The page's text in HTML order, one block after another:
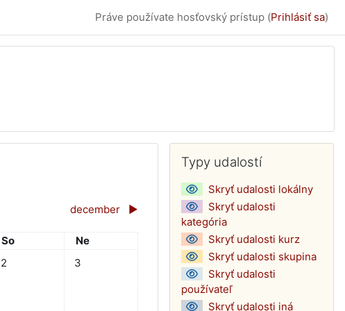
Práve používate hosťovský prístup (Prihlásiť sa)
december ▶︎
Sobota
So Nedeľa
Ne
1 novembra
udalosti, sobota, 2 novembra
2 Žiadne udalosti, nedeľa, 3 novembra
3
Dodatočné bloky
Typy udalostí
Skryť udalosti lokálny
Skryť udalosti
kategória
Skryť udalosti kurz
Skryť udalosti skupina
Skryť udalosti
používateľ
Skryť udalosti iná